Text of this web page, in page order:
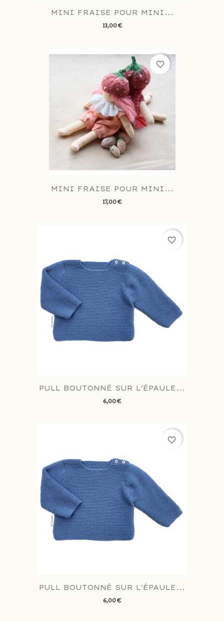
MINI FRAISE POUR MINI...
13,00 €
MINI FRAISE POUR MINI...
17,00 €
favorite_border
PULL BOUTONNÉ SUR L'ÉPAULE...
6,00 €
favorite_border
PULL BOUTONNÉ SUR L'ÉPAULE...
6,00 €
favorite_border